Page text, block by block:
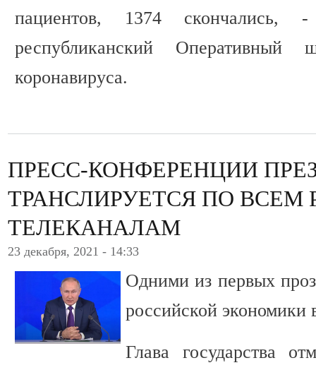
пациентов, 1374 скончались,
республиканский Оперативный
коронавируса.
ПРЕСС-КОНФЕРЕНЦИИ
ТРАНСЛИРУЕТСЯ ПО
ТЕЛЕКАНАЛАМ
23 декабря, 2021 - 14:33
Одними из первых
российской экономики
Глава государства